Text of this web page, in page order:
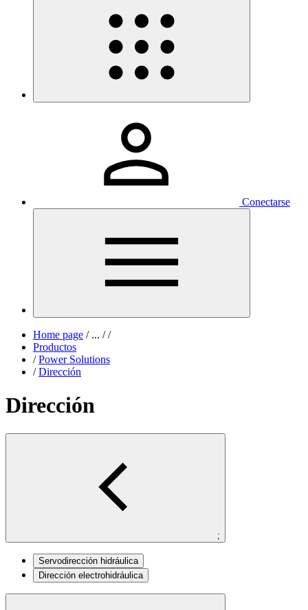
Conectarse
Home page /... / /
Productos
/ Power Solutions
/ Dirección
Dirección
;
Servodirección hidráulica
Dirección electrohidráulica